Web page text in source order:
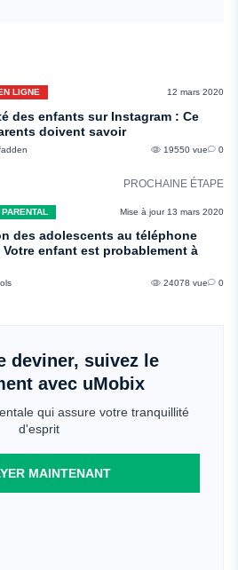
LIGNE 12 mars 2020
des enfants sur Instagram : Ce
doivent savoir
19550 vue 0
PROCHAINE ÉTAPE
Mise à jour 13 mars 2020
des adolescents au téléphone
enfant est probablement à
24078 vue 0
deviner, suivez le
avec uMobix
qui assure votre tranquillité
d'esprit
MAINTENANT